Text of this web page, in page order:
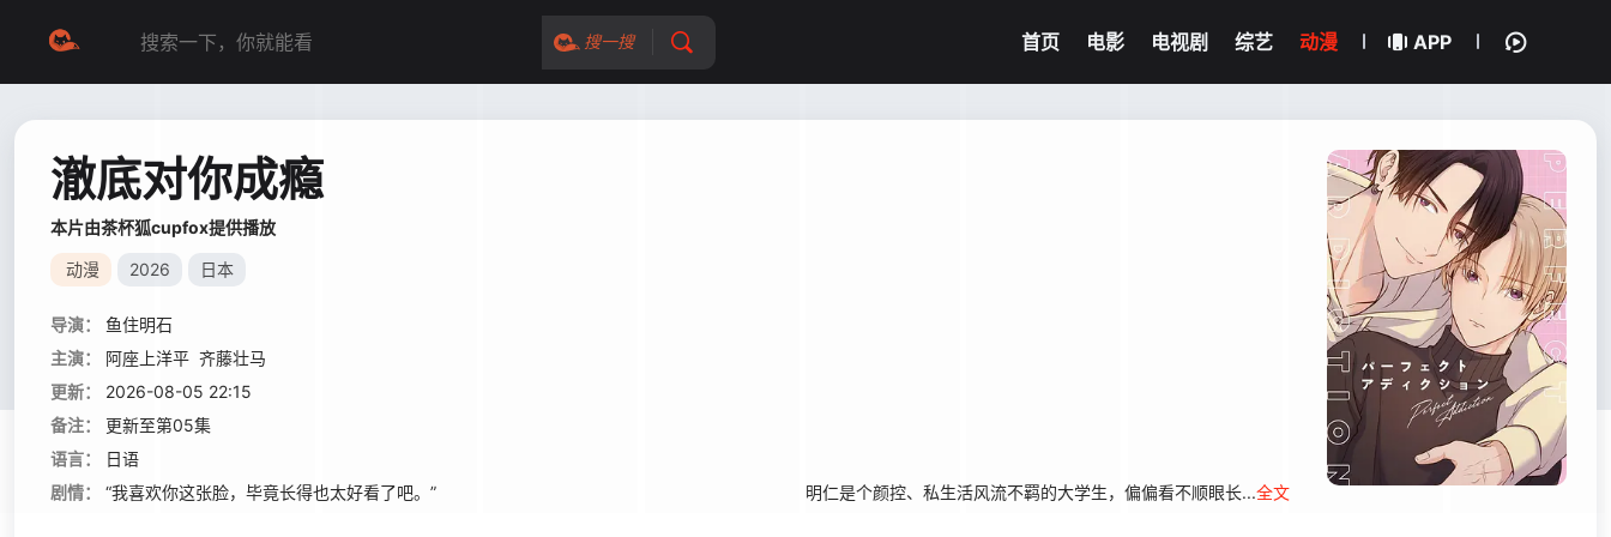
搜一搜 首页 电影 电视剧 综艺 动漫 APP
澈底对你成瘾
本片由茶杯狐cupfox提供播放
动漫 2026 日本
导演：
鱼住明石
主演：
阿座上洋平 齐藤壮马
更新：
2026-08-05 22:15
备注：
更新至第05集
语言：
日语
剧情：
“我喜欢你这张脸，毕竟长得也太好看了吧。” 明仁是个颜控、私生活风流不羁的大学生，偏偏看不顺眼长...全文